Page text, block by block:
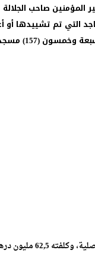
المؤمنين صاحب
تم تشييدها أو
(157) مسجدا.